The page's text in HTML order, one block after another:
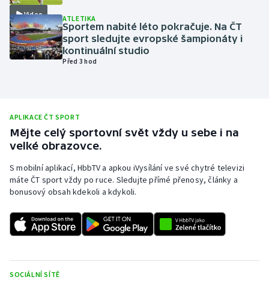
Parasport
Plavání
Plážový volejbal
Rychlobruslení
Rychlostní kanoistika
Short track
Sportovní střelba
Stolní tenis
Triatlon
Video ATLETIKA
Sportem nabité léto pokračuje. Na ČT
sport sledujte evropské šampionáty i
kontinuální studio
Před 3 hod
APLIKACE ČT SPORT
Mějte celý sportovní svět vždy u sebe i na
velké obrazovce.
S mobilní aplikací, HbbTV a apkou iVysílání ve své chytré televizi
máte ČT sport vždy po ruce. Sledujte přímé přenosy, články a
bonusový obsah kdekoli a kdykoli.
SOCIÁLNÍ SÍTĚ